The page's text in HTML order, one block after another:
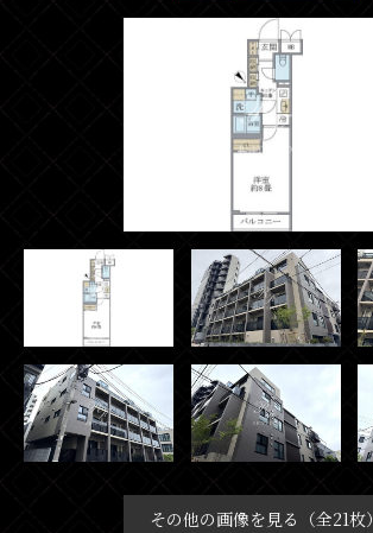
その他の画像を見る（全21枚）